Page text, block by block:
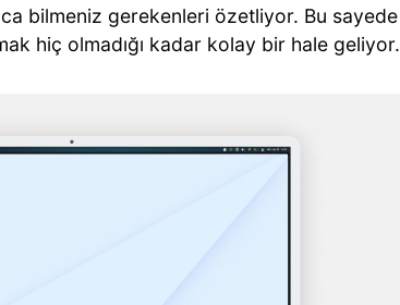
bilmeniz gerekenleri özetliyor. Bu sayede
hiç olmadığı kadar kolay bir hale geliyor.